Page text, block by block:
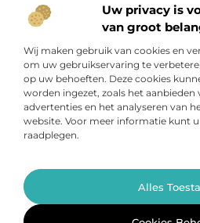
Uw privacy is
van groot
Wij maken gebruik van cookies en
om uw gebruikservaring te
op uw behoeften. Deze cookies
worden ingezet, zoals het aanbieden
advertenties en het analyseren van
website. Voor meer informatie kunt u
raadplegen.
Alles
Ginofey.nl – Van alledaags tot
Wij verzamelen blogs en
verscheidenheid aan
leven
Onze informatie
@2025 www.ginofey.nl.